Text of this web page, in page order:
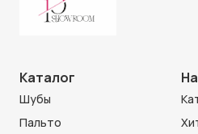
Каталог
Шубы
Пальто